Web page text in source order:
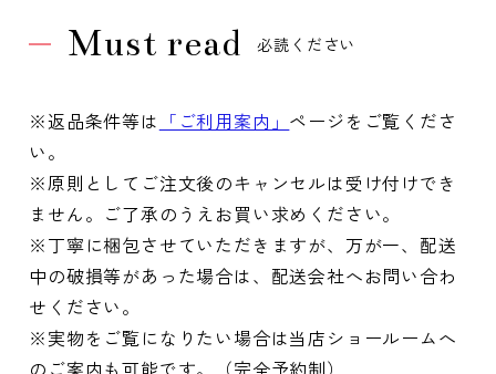
Must read 必読ください
※返品条件等は 「ご利用案内」 ページをご覧くださ
い。
※原則としてご注文後のキャンセルは受け付けでき
ません。ご了承のうえお買い求めください。
※丁寧に梱包させていただきますが、万が一、配送
中の破損等があった場合は、配送会社へお問い合わ
せください。
※実物をご覧になりたい場合は当店ショールームへ
のご案内も可能です。（完全予約制）